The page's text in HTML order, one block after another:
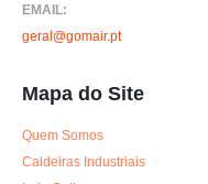
EMAIL:
geral@gomair.pt
Mapa do Site
Quem Somos
Caldeiras Industriais